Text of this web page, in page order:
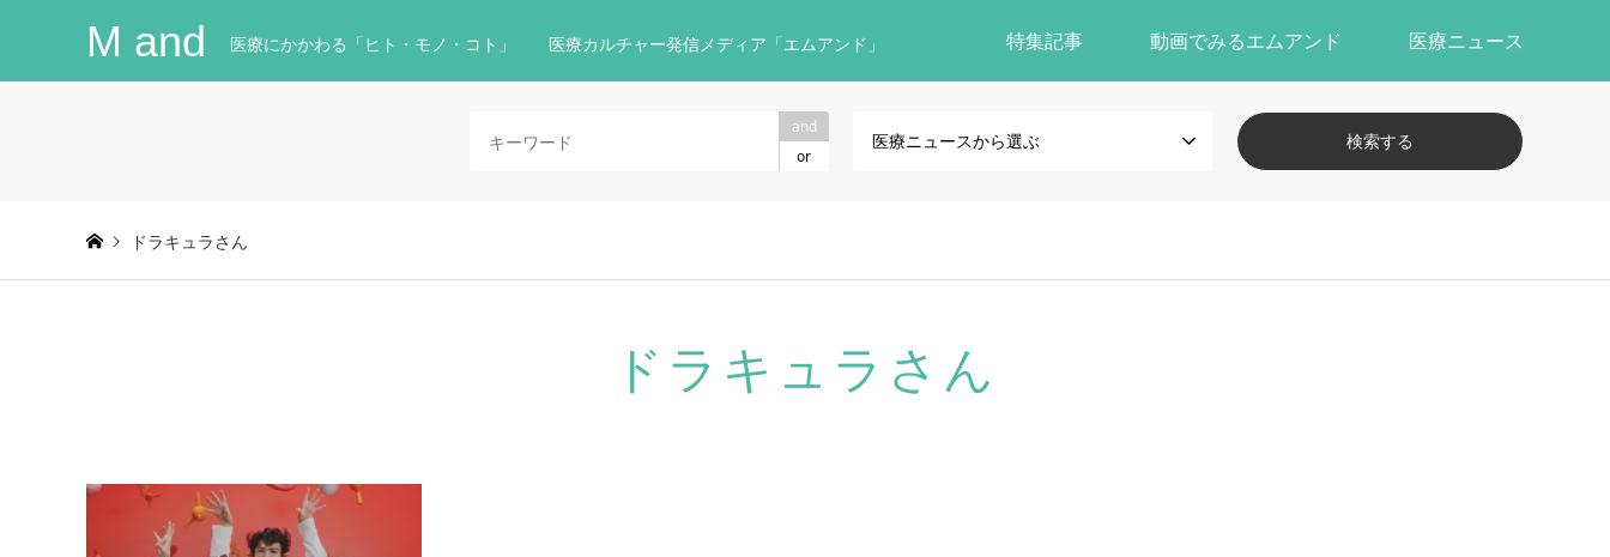
M and 医療にかかわる「ヒト・モノ・コト」 医療カルチャー発信メディア「エムアンド」 特集記事 動画でみるエムアンド 医療ニュース
and
or
医療ニュースから選ぶ
ドラキュラさん
ドラキュラさん